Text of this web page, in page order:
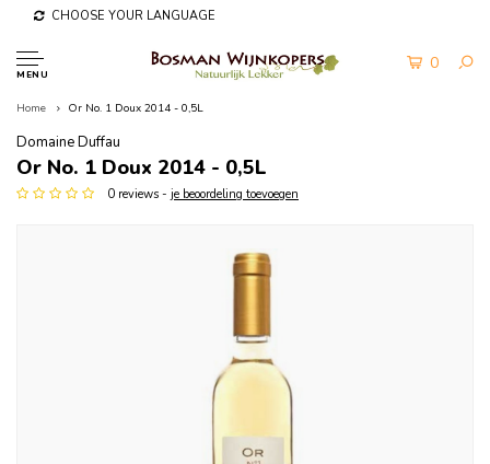
CHOOSE YOUR LANGUAGE
MENU
0
Home Or No. 1 Doux 2014 - 0,5L
Domaine Duffau
Or No. 1 Doux 2014 - 0,5L
0 reviews - je beoordeling toevoegen